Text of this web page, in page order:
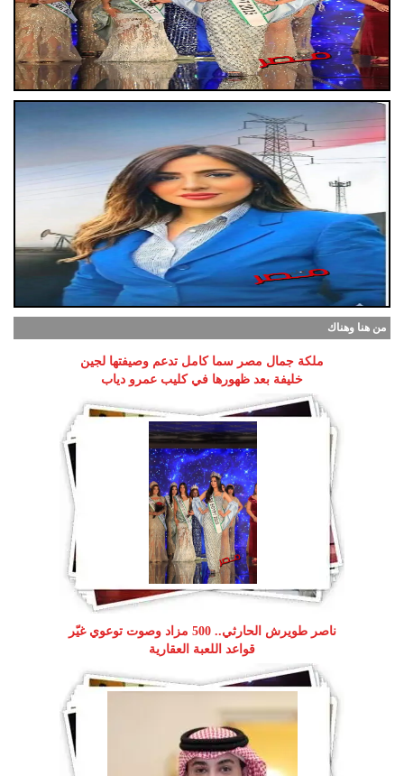
من هنا وهناك
ملكة جمال مصر سما كامل تدعم وصيفتها لجين
خليفة بعد ظهورها في كليب عمرو دياب
ناصر طويرش الحارثي.. 500 مزاد وصوت توعوي غيّر
قواعد اللعبة العقارية